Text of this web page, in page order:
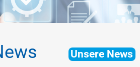
Unsere News